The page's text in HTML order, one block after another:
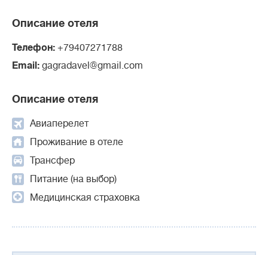
Описание отеля
Телефон: +79407271788
Email: gagradavel@gmail.com
Описание отеля
Авиаперелет
Проживание в отеле
Трансфер
Питание (на выбор)
Медицинская страховка